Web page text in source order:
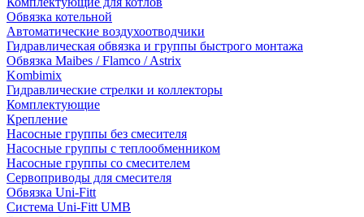
Обвязка котельной
Автоматические воздухоотводчики
Гидравлическая обвязка и группы быстрого монтажа
Обвязка Maibes / Flamco / Astrix
Kombimix
Гидравлические стрелки и коллекторы
Комплектующие
Крепление
Насосные группы без смесителя
Насосные группы с теплообменником
Насосные группы со смесителем
Сервоприводы для смесителя
Обвязка Uni-Fitt
Система Uni-Fitt UMB